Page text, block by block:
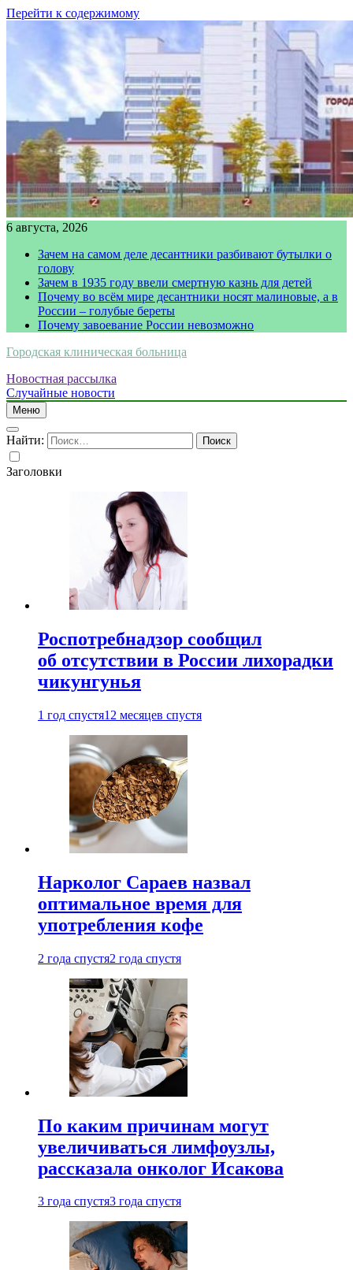
Перейти к содержимому
6 августа, 2026
Зачем на самом деле десантники разбивают бутылки о
голову
Зачем в 1935 году ввели смертную казнь для детей
Почему во всём мире десантники носят малиновые, а в
России – голубые береты
Почему завоевание России невозможно
Городская клиническая больница
Новостная рассылка
Случайные новости
Меню
Найти:
Заголовки
Роспотребнадзор сообщил
об отсутствии в России лихорадки
чикунгунья
1 год спустя12 месяцев спустя
Нарколог Сараев назвал
оптимальное время для
употребления кофе
2 года спустя2 года спустя
По каким причинам могут
увеличиваться лимфоузлы,
рассказала онколог Исакова
3 года спустя3 года спустя